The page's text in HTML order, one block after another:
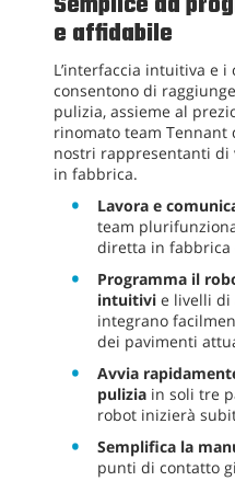
e affidabile
L’interfaccia intuitiva e
consentono di
pulizia, assieme al
rinomato team Tennant
nostri rappresentanti di
in fabbrica.
Lavora e
team
diretta in fabbrica
Programma il
intuitivi e livelli di
integrano
dei pavimenti
Avvia
pulizia in soli tre
robot inizierà
Semplifica la
punti di contatto